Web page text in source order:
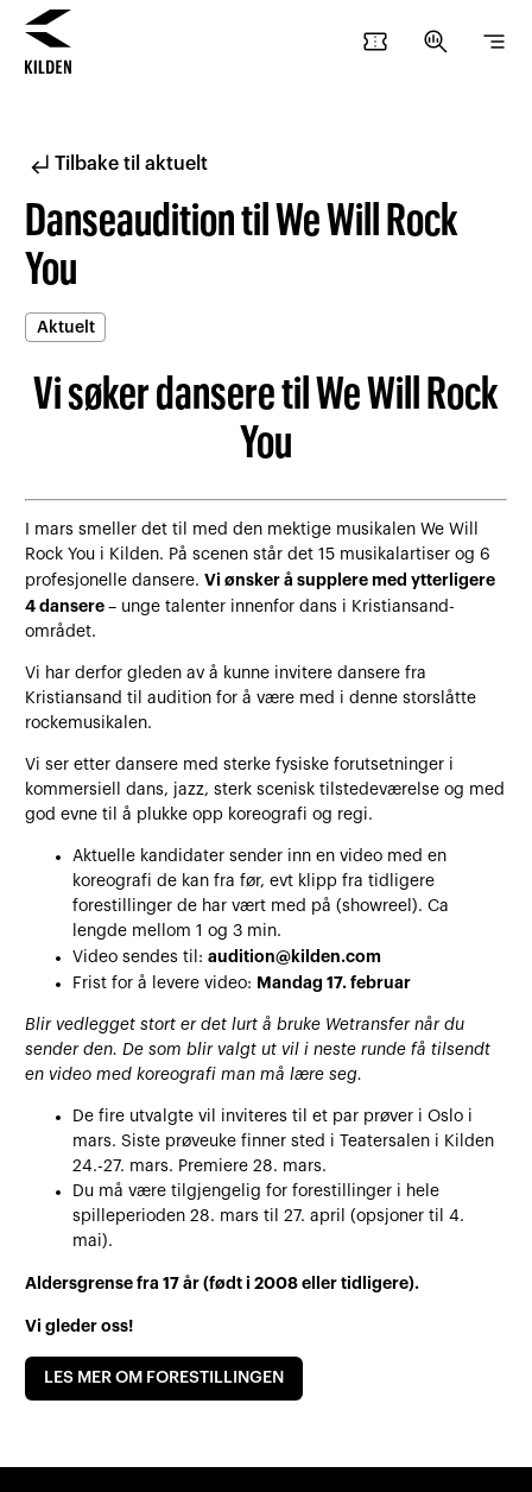
confirmation_number search_insights segment
subdirectory_arrow_leftTilbake til aktuelt
Danseaudition til We Will Rock
You
Aktuelt
Vi søker dansere til We Will Rock
You
I mars smeller det til med den mektige musikalen We Will
Rock You i Kilden. På scenen står det 15 musikalartiser og 6
profesjonelle dansere.Vi ønsker å supplere med ytterligere
4 dansere– unge talenter innenfor dans i Kristiansand-
området.
Vi har derfor gleden av å kunne invitere dansere fra
Kristiansand til audition for å være med i denne storslåtte
rockemusikalen.
Vi ser etter dansere med sterke fysiske forutsetninger i
kommersiell dans, jazz, sterk scenisk tilstedeværelse og med
god evne til å plukke opp koreografi og regi.
Aktuelle kandidater sender inn en video med en
koreografi de kan fra før, evt klipp fra tidligere
forestillinger de har vært med på (showreel). Ca
lengde mellom 1 og 3 min.
Video sendes til:audition@kilden.com
Frist for å levere video: Mandag 17. februar
Blir vedlegget stort er det lurt å bruke Wetransfer når du
sender den. De som blir valgt ut vil i neste runde få tilsendt
en video med koreografi man må lære seg.
De fire utvalgte vil inviteres til et par prøver i Oslo i
mars. Siste prøveuke finner sted i Teatersalen i Kilden
24.-27. mars. Premiere 28. mars.
Du må være tilgjengelig for forestillinger i hele
spilleperioden 28. mars til 27. april (opsjoner til 4.
mai).
Aldersgrense fra 17 år (født i 2008 eller tidligere).
Vi gleder oss!
LES MER OM FORESTILLINGEN